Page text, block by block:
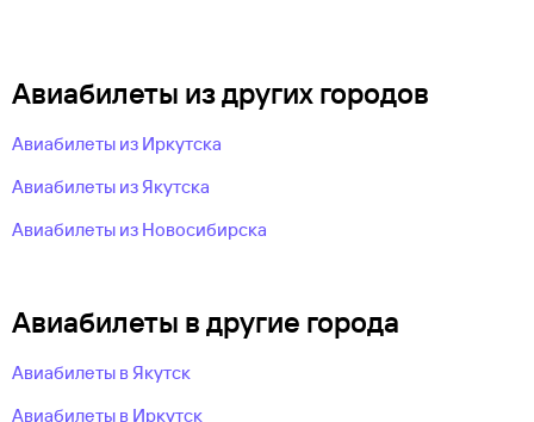
Авиабилеты из других городов
Авиабилеты из Иркутска
Авиабилеты из Якутска
Авиабилеты из Новосибирска
Авиабилеты в другие города
Авиабилеты в Якутск
Авиабилеты в Иркутск